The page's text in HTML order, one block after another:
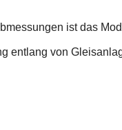
ist das
von